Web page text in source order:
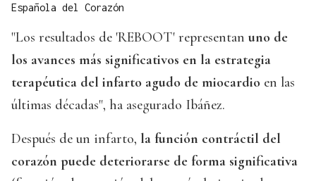
Española del Corazón
"Los resultados de 'REBOOT' representan uno de
los avances más significativos en la estrategia
terapéutica del infarto agudo de miocardio en las
últimas décadas", ha asegurado Ibáñez.
Después de un infarto, la función contráctil del
corazón puede deteriorarse de forma significativa